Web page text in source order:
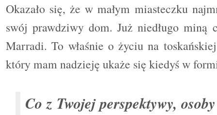
Okazało się, że w małym miasteczku
swój prawdziwy dom. Już niedługo miną
Marradi. To właśnie o życiu na
który mam nadzieję ukaże się kiedyś w
Co z Twojej perspektywy,